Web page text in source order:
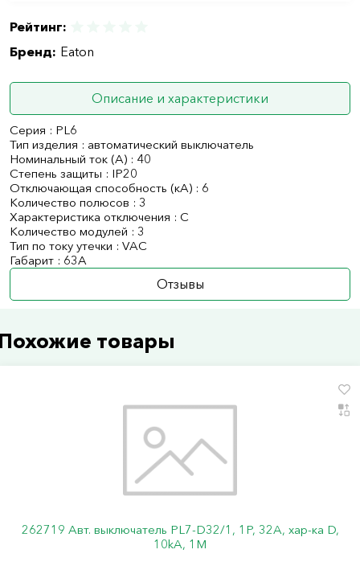
Рейтинг:
Бренд: Eaton
Описание и характеристики
Серия : PL6
Тип изделия : автоматический выключатель
Номинальный ток (А) : 40
Степень защиты : IP20
Отключающая способность (кА) : 6
Количество полюсов : 3
Характеристика отключения : C
Количество модулей : 3
Тип по току утечки : VAC
Габарит : 63А
Отзывы
товары
262719 Авт. выключатель PL7-D32/1, 1P, 32A, хар-ка D,
10kA, 1M